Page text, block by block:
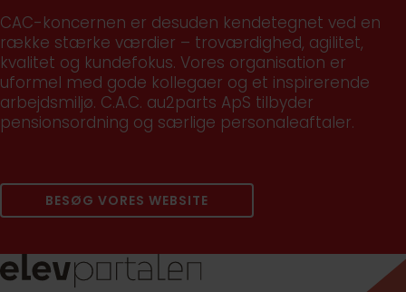
CAC-koncernen er desuden kendetegnet ved en
række stærke værdier – troværdighed, agilitet,
kvalitet og kundefokus. Vores organisation er
uformel med gode kollegaer og et inspirerende
arbejdsmiljø. C.A.C. au2parts ApS tilbyder
pensionsordning og særlige personaleaftaler.
BESØG VORES WEBSITE